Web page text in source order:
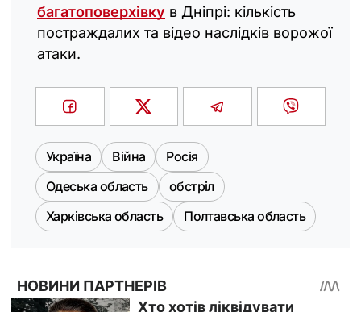
багатоповерхівку в Дніпрі: кількість
постраждалих та відео наслідків ворожої
атаки.
Україна Війна
Росія
Одеська область
обстріл
Харківська область
Полтавська область